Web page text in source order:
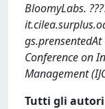
BloomyLabs.
gs.prensentedAt
Conference on
Management
Tutti gli autori